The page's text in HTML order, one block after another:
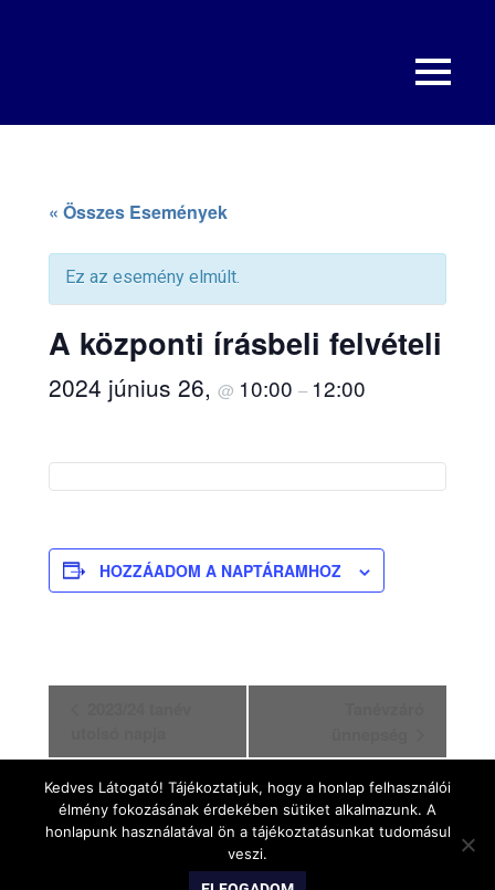
MENU
« Összes Események
Ez az esemény elmúlt.
A központi írásbeli felvételi
2024 június 26, @ 10:00 – 12:00
HOZZÁADOM A NAPTÁRAMHOZ
WordPress Theme: Gridbox by ThemeZee.
Kedves Látogató! Tájékoztatjuk, hogy a honlap felhasználói
élmény fokozásának érdekében sütiket alkalmazunk. A
honlapunk használatával ön a tájékoztatásunkat tudomásul
veszi.